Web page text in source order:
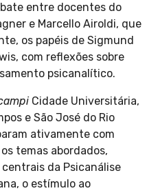
entre docentes do
e Marcello Airoldi, que
os papéis de Sigmund
com reflexões sobre
psicanalítico.
Cidade Universitária,
e São José do Rio
ativamente com
temas abordados,
da Psicanálise
o estímulo ao